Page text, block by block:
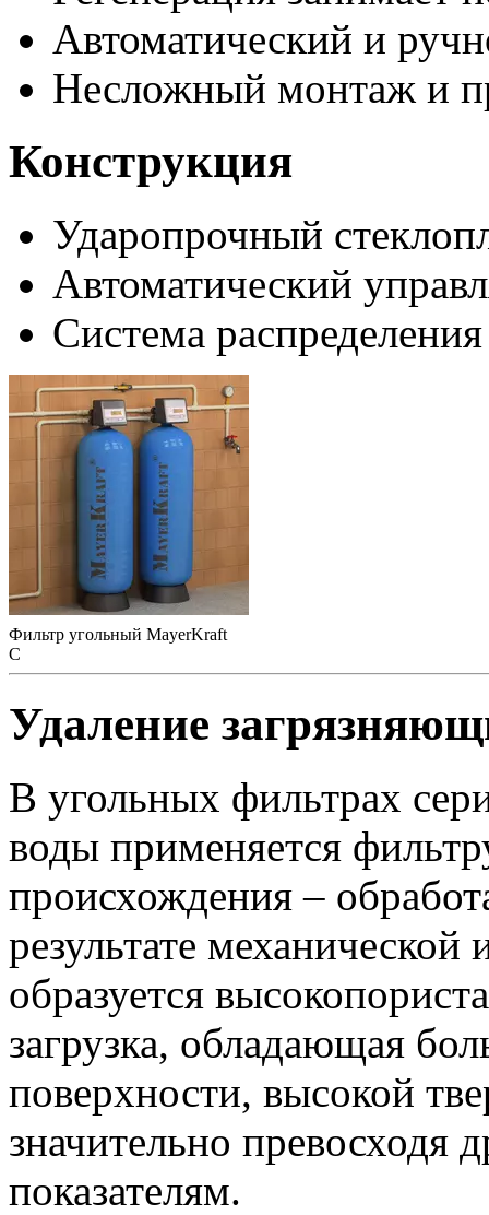
Автоматический и
Несложный монтаж и
Конструкция
Ударопрочный
Автоматический
Система
Фильтр угольный MayerKraft
C
Удаление
В угольных фильтрах
воды применяется
происхождения –
результате
образуется
загрузка, обладающая
поверхности, высокой
значительно превосходя
показателям.